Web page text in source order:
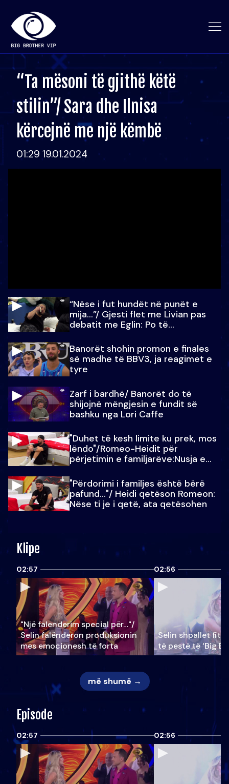
“Ta mësoni të gjithë këtë
stilin”/ Sara dhe Ilnisa
kërcejnë me një këmbë
01:29 19.01.2024
“Nëse i fut hundët në punët e
mija…”/ Gjesti flet me Livian pas
debatit me Eglin: Po të
Banorët shohin promon e finales
së madhe të BBV3, ja reagimet e
tyre
Zarf i bardhë/ Banorët do të
shijojnë mëngjesin e fundit së
bashku nga Lori Caffe
"Duhet të kesh limite ku prek, mos
lëndo"/Romeo-Heidit për
përjetimin e familjarëve:Nusja e
"Përdorimi i familjes është bërë
pafund…"/ Heidi qetëson Romeon:
Nëse ti je i qetë, ata qetësohen
Klipe
02:57
"Një falenderim special për…"/
Selin falënderon produksionin
mes emocionesh të forta
02:56
Selin shpallet
të pestë të ‘Big
më shumë →
Episode
02:57 02:56